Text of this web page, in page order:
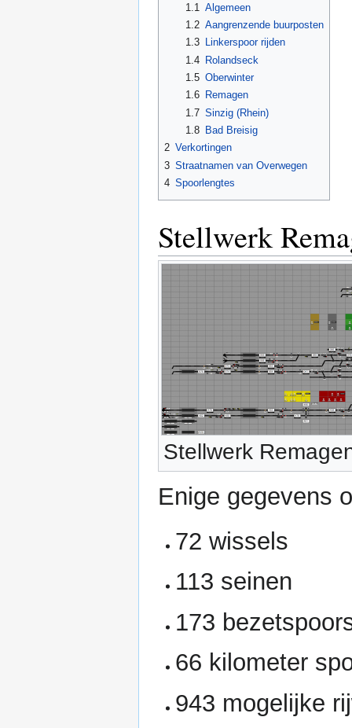
1.1 Algemeen
1.2 Aangrenzende buurposten
1.3
Linkerspoor rijden
1.4 Rolandseck
1.5 Oberwinter
1.6
Remagen
1.7 Sinzig (Rhein)
1.8
Bad Breisig
2 Verkortingen
3 Straatnamen van Overwegen
4 Spoorlengtes
Stellwerk
Stellwerk
Enige gegevens
72 wissels
113 seinen
173
66 kilometer
943 mogelijke